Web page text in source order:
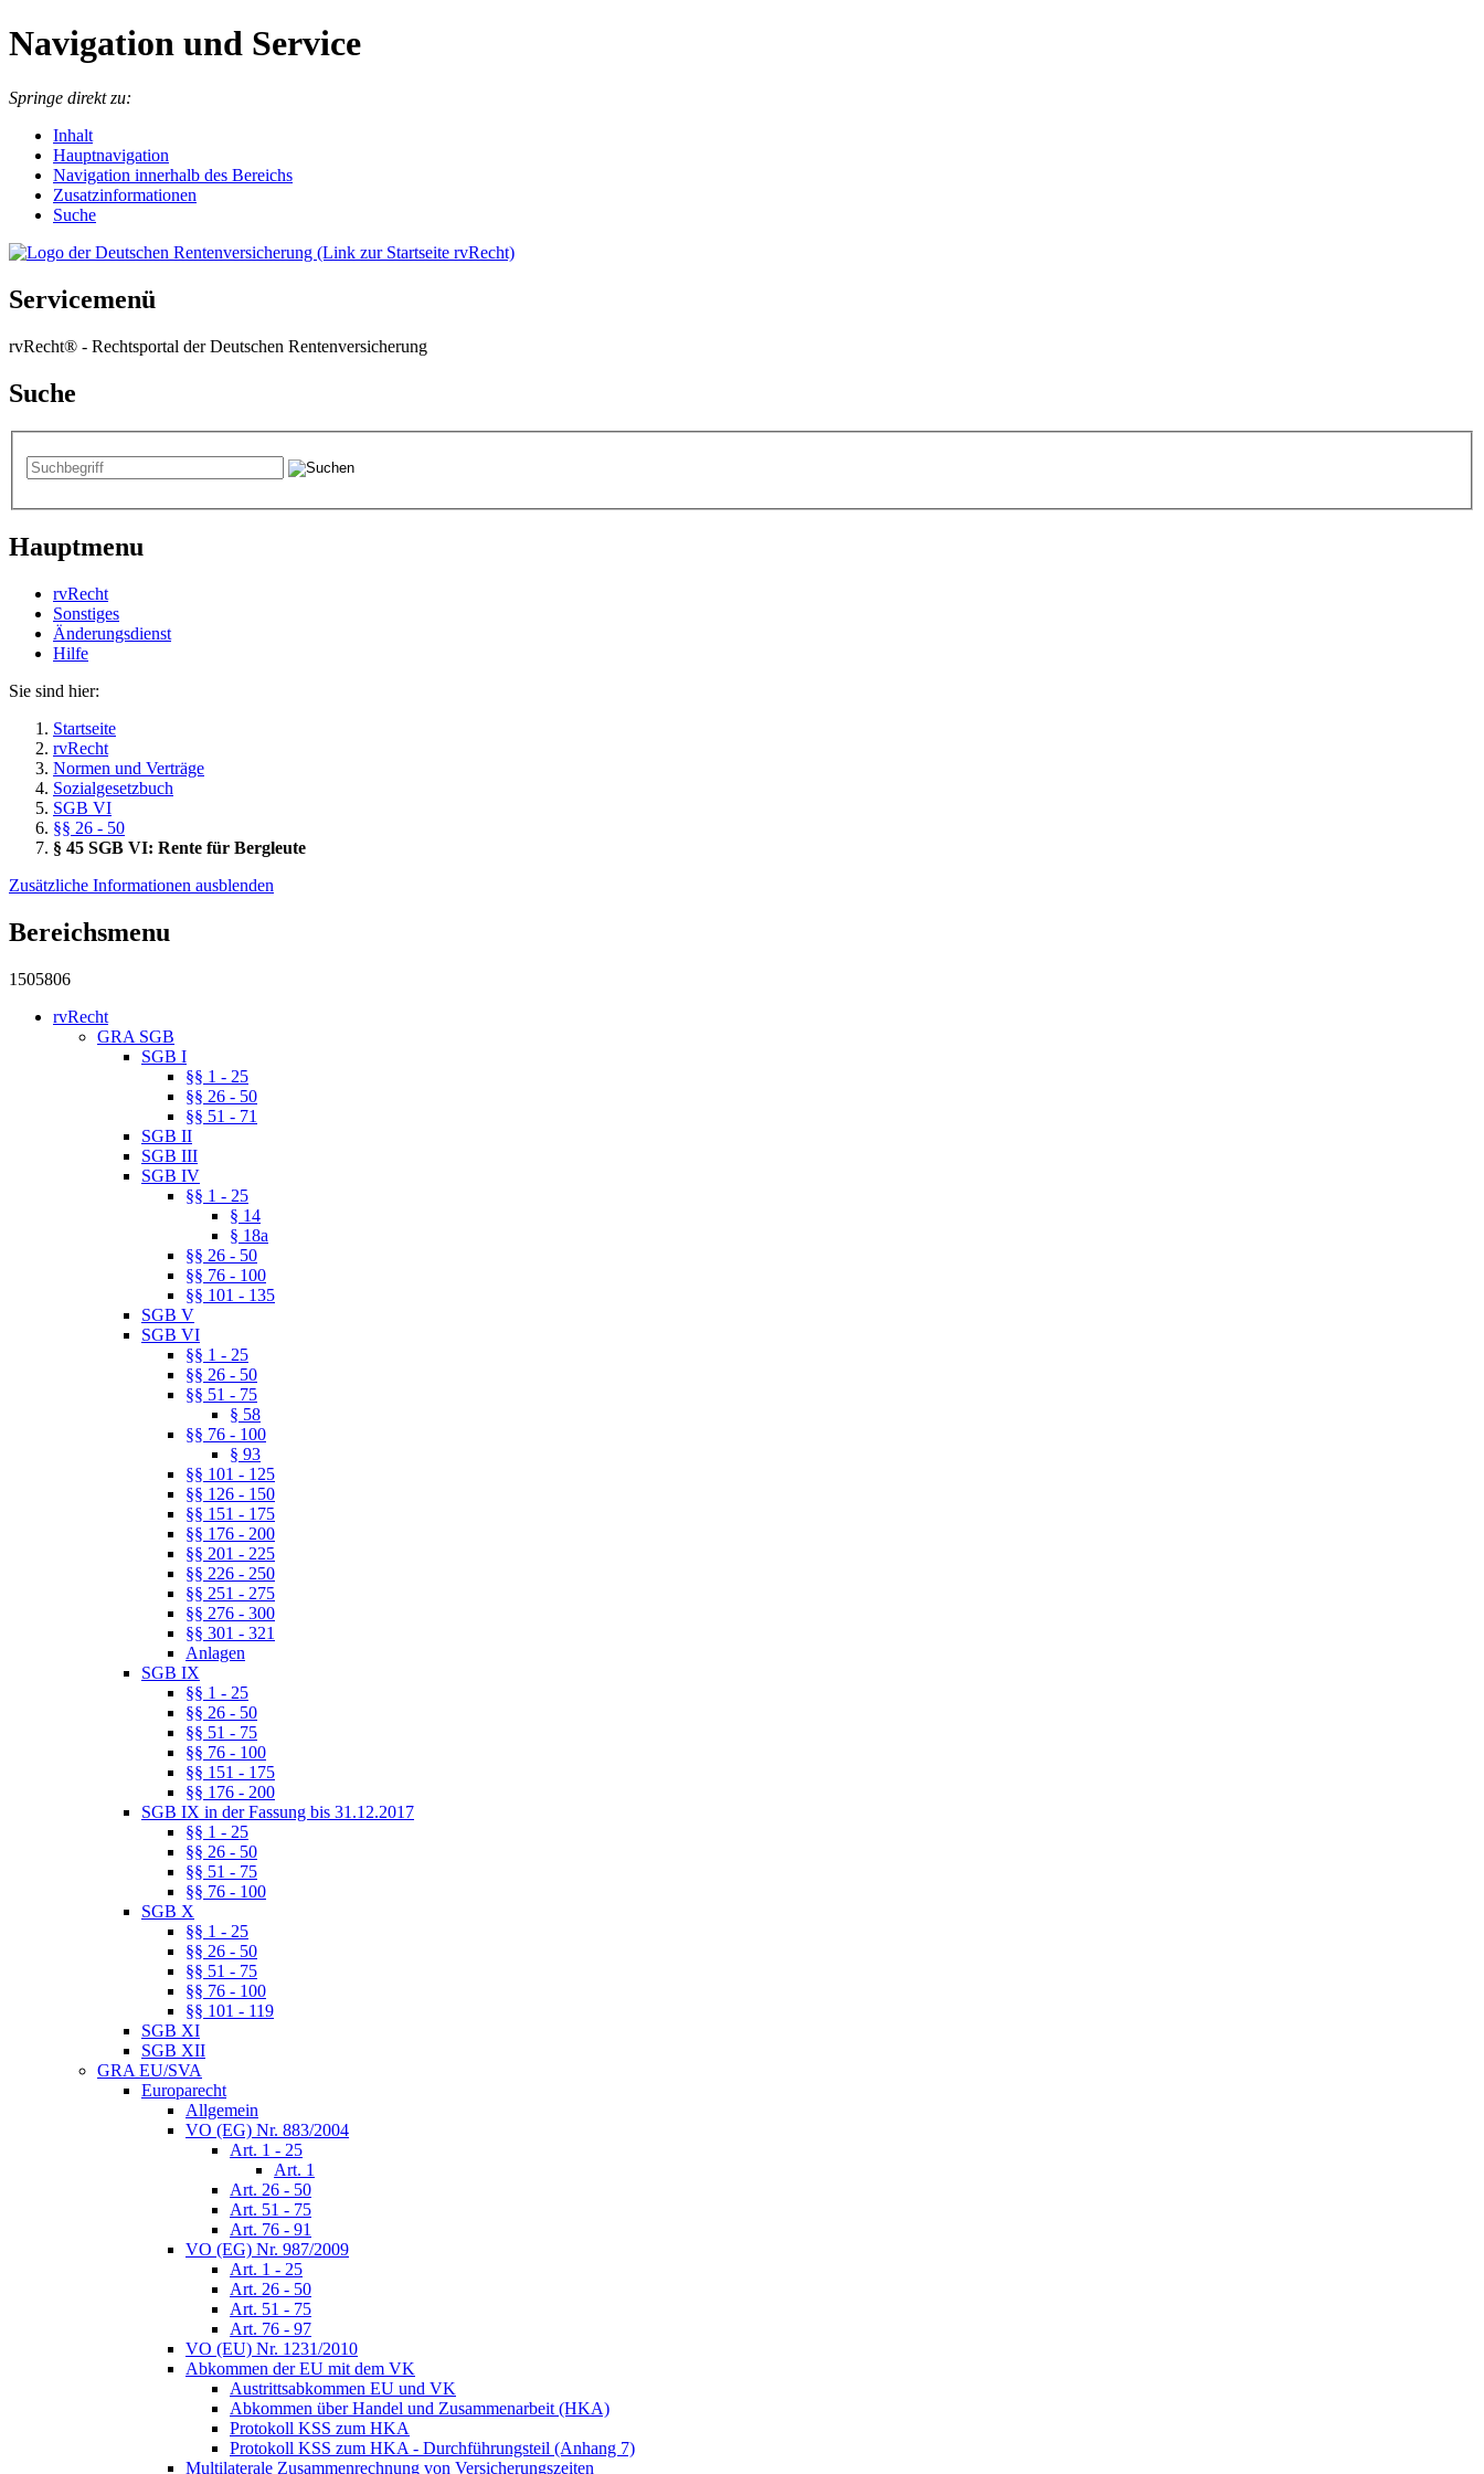
Navigation und Service
Springe direkt zu:
Inhalt
Hauptnavigation
Navigation innerhalb des Bereichs
Zusatzinformationen
Suche
Servicemenü
rvRecht® - Rechtsportal der Deutschen Rentenversicherung
Suche
Hauptmenu
rvRecht
Sonstiges
Änderungsdienst
Hil­fe
Sie sind hier:
Startseite
rvRecht
Normen und Verträge
Sozialgesetzbuch
SGB VI
§§ 26 - 50
§ 45 SGB VI: Rente für Bergleute
Zusätzliche Informationen ausblenden
Bereichsmenu
1505806
rvRecht
GRA SGB
SGB I
§§ 1 - 25
§§ 26 - 50
§§ 51 - 71
SGB II
SGB III
SGB IV
§§ 1 - 25
§ 14
§ 18a
§§ 26 - 50
§§ 76 - 100
§§ 101 - 135
SGB V
SGB VI
§§ 1 - 25
§§ 26 - 50
§§ 51 - 75
§ 58
§§ 76 - 100
§ 93
§§ 101 - 125
§§ 126 - 150
§§ 151 - 175
§§ 176 - 200
§§ 201 - 225
§§ 226 - 250
§§ 251 - 275
§§ 276 - 300
§§ 301 - 321
Anlagen
SGB IX
§§ 1 - 25
§§ 26 - 50
§§ 51 - 75
§§ 76 - 100
§§ 151 - 175
§§ 176 - 200
SGB IX in der Fassung bis 31.12.2017
§§ 1 - 25
§§ 26 - 50
§§ 51 - 75
§§ 76 - 100
SGB X
§§ 1 - 25
§§ 26 - 50
§§ 51 - 75
§§ 76 - 100
§§ 101 - 119
SGB XI
SGB XII
GRA EU/SVA
Europarecht
Allgemein
VO (EG) Nr. 883/2004
Art. 1 - 25
Art. 1
Art. 26 - 50
Art. 51 - 75
Art. 76 - 91
VO (EG) Nr. 987/2009
Art. 1 - 25
Art. 26 - 50
Art. 51 - 75
Art. 76 - 97
VO (EU) Nr. 1231/2010
Abkommen der EU mit dem VK
Austrittsabkommen EU und VK
Abkommen über Handel und Zusammenarbeit (HKA)
Protokoll KSS zum HKA
Protokoll KSS zum HKA - Durchführungsteil (Anhang 7)
Multilaterale Zusammenrechnung von Versicherungszeiten